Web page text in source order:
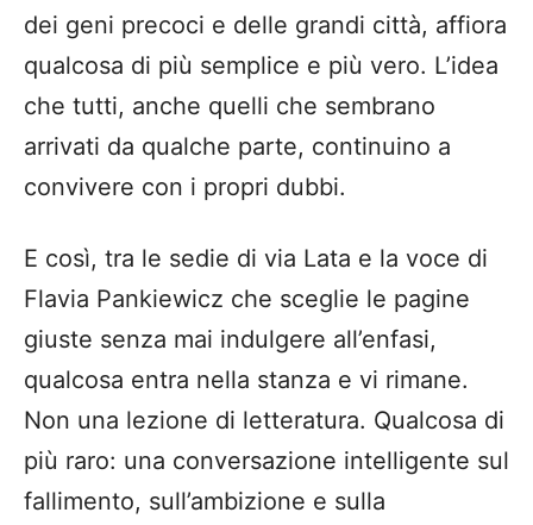
dei geni precoci e delle grandi città, affiora
qualcosa di più semplice e più vero. L’idea
che tutti, anche quelli che sembrano
arrivati da qualche parte, continuino a
convivere con i propri dubbi.
E così, tra le sedie di via Lata e la voce di
Flavia Pankiewicz che sceglie le pagine
giuste senza mai indulgere all’enfasi,
qualcosa entra nella stanza e vi rimane.
Non una lezione di letteratura. Qualcosa di
più raro: una conversazione intelligente sul
fallimento, sull’ambizione e sulla